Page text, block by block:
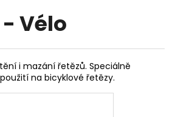
- Vélo
i mazání řetězů. Speciálně
na bicyklové řetězy.